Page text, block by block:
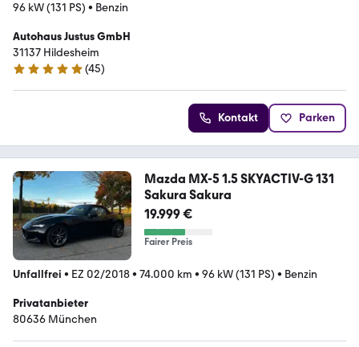
96 kW (131 PS) • Benzin
Autohaus Justus GmbH
31137 Hildesheim
5 Sterne
(45)
Kontakt Parken
Mazda MX-5 1.5 SKYACTIV-G 131
Sakura Sakura
19.999 €
Fairer Preis
Unfallfrei • EZ 02/2018• 74.000 km • 96 kW (131 PS) • Benzin
Privatanbieter
80636 München